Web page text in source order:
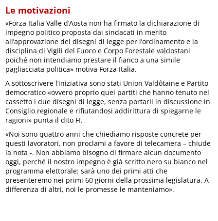
Le motivazioni
«Forza Italia Valle d’Aosta non ha firmato la dichiarazione di
impegno politico proposta dai sindacati in merito
all’approvazione dei disegni di legge per l’ordinamento e la
disciplina di Vigili del Fuoco e Corpo Forestale valdostani
poiché non intendiamo prestare il fianco a una simile
pagliacciata politica» motiva Forza Italia.
A sottoscrivere l’iniziativa sono stati Union Valdôtaine e Partito
democratico «ovvero proprio quei partiti che hanno tenuto nel
cassetto i due disegni di legge, senza portarli in discussione in
Consiglio regionale e rifiutandosi addirittura di spiegarne le
ragioni» punta il dito FI.
«Noi sono quattro anni che chiediamo risposte concrete per
questi lavoratori, non proclami a favore di telecamera – chiude
la nota -. Non abbiamo bisogno di firmare alcun documento
oggi, perché il nostro impegno è già scritto nero su bianco nel
programma elettorale: sarà uno dei primi atti che
presenteremo nei primi 60 giorni della prossima legislatura. A
differenza di altri, noi le promesse le manteniamo».